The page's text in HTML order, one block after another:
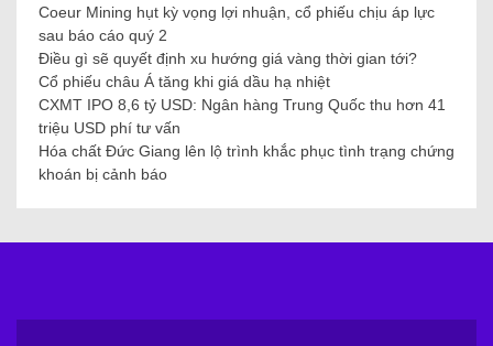
Coeur Mining hụt kỳ vọng lợi nhuận, cổ phiếu chịu áp lực
sau báo cáo quý 2
Điều gì sẽ quyết định xu hướng giá vàng thời gian tới?
Cổ phiếu châu Á tăng khi giá dầu hạ nhiệt
CXMT IPO 8,6 tỷ USD: Ngân hàng Trung Quốc thu hơn 41
triệu USD phí tư vấn
Hóa chất Đức Giang lên lộ trình khắc phục tình trạng chứng
khoán bị cảnh báo